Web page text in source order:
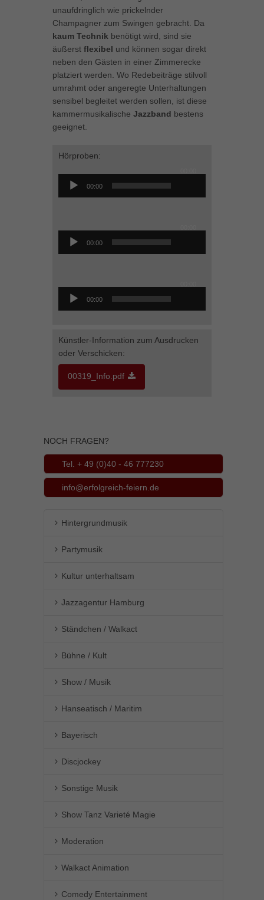
unaufdringlich wie prickelnder
Champagner zum Swingen gebracht. Da
kaum Technik benötigt wird, sind sie
äußerst flexibel und können sogar direkt
neben den Gästen in einer Zimmerecke
platziert werden. Wo Redebeiträge stilvoll
umrahmt oder angeregte Unterhaltungen
sensibel begleitet werden sollen, ist diese
kammermusikalische Jazzband bestens
geeignet.
Hörproben:
Audio-
Player
00:00
Player
00:00
Player
00:00
Künstler-Information zum Ausdrucken
oder Verschicken:
00319_Info.pdf
NOCH FRAGEN?
Tel. + 49 (0)40 - 46 777230
info@erfolgreich-feiern.de
Hintergrundmusik
Partymusik
Kultur unterhaltsam
Jazzagentur Hamburg
Ständchen / Walkact
Bühne / Kult
Show / Musik
Hanseatisch / Maritim
Bayerisch
Discjockey
Sonstige Musik
Show Tanz Varieté Magie
Moderation
Walkact Animation
Comedy Entertainment
können Ihre Einwilligung zu ganzen Kategorien geben oder sich
weitere Informationen anzeigen lassen und so nur bestimmte
Cookies auswählen.
Alle akzeptieren Speichern
Datenschutzeinstellungen
Essenziell (1)
Essenzielle Cookies ermöglichen grundlegende Funktionen und sind für
Cookie-Informationen anzeigen
Marketing (1)
Marketing-Cookies werden von Drittanbietern oder Publishern verwendet,
Cookie-Informationen anzeigen
Externe Medien (5)
standardmäßig blockiert. Wenn Cookies von externen Medien akzeptiert
werden, bedarf der Zugriff auf diese Inhalte keiner manuellen Einwilligung
powered by Borlabs Cookie Datenschutzerklärung